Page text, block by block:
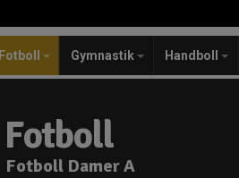
Fotboll Gymnastik Handboll
Fotboll
Fotboll Damer A